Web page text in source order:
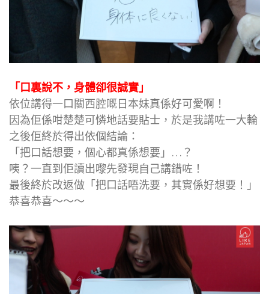
「口裏說不，身體卻很誠實」
依位講得一口關西腔嘅日本妹真係好可愛啊！
因為佢係咁楚楚可憐地話要貼士，於是我講咗一大輪
之後佢終於得出依個結論：
「把口話想要，個心都真係想要」…？
咦？一直到佢讀出嚟先發現自己講錯咗！
最後終於改返做「把口話唔洗要，其實係好想要！」
恭喜恭喜～～～